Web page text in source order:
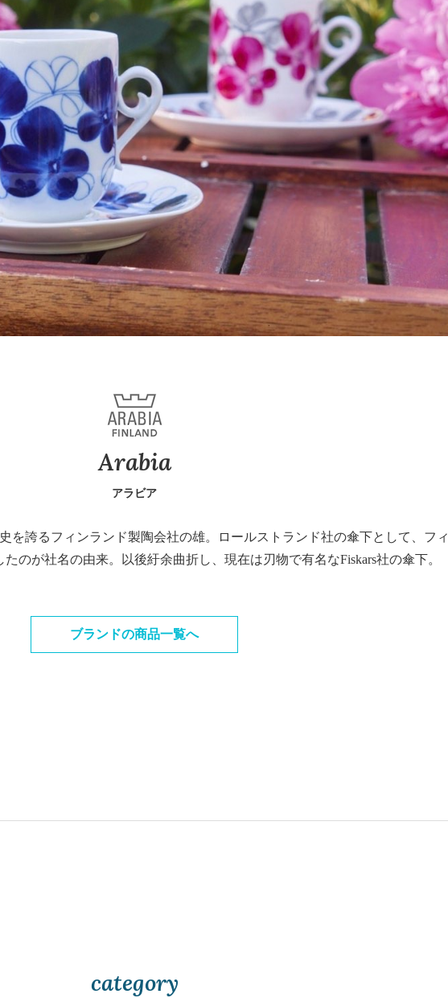
Arabia
アラビア
を誇るフィンランド製陶会社の雄。ロールストランド社の傘下として、フィ
のが社名の由来。以後紆余曲折し、現在は刃物で有名なFiskars社の傘下。
ブランドの商品一覧へ
category